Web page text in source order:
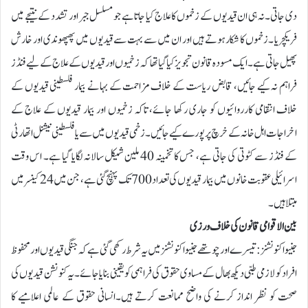
دی جاتی۔ نہ ہی ان قیدیوں کے زخموں کا علاج کیا جاتا ہے جو مسلسل جبر اور تشدد کے نتیجے میں
فریکچر یا ۔زخموں کا شکار ہوتے ہیں اور ان میں سے بہت سے قیدیوں میں پھپھوندی اور خارش
پھیل جاتی ہے۔ایک مسودہ قانون تجویز کیا گیا تھا کہ زخمیوں اور قیدیوں کے علاج کے لیے فنڈز
فراہم نہ کیے جائیں، قابض ریاست کے خلاف مزاحمت کے بہانے بیمار فلسطینی قیدیوں کے
خلاف انتقامی کارروائیوں کو جاری رکھا جائے، تاکہ زخمیوں اور بیمار قیدیوں کے علاج کے
اخراجات اہل خانہ کے خرچ پر پورے کیے جائیں۔ زخمی قیدیوں میں سے یا فلسطینی نیشنل اتھارٹی
کے فنڈز سے کٹوتی کی جاتی ہے، جس کا تخمینہ 40 ملین شیکل سالانہ لگایا گیا ہے۔ اس وقت
اسرائیلی عقوبت خانوں میں بیمار قیدیوں کی تعداد 700 تک پہنچ گئی ہے، جن میں 24 کینسر میں
مبتلا ہیں۔
بین الاقوامی قانون کی خلاف ورزی
جنیوا کنونشنز: تیسرے اور چوتھے جنیوا کنونشنز میں یہ شرط رکھی گئی ہے کہ جنگی قیدیوں اور محفوظ
افراد کو لازمی طبی دیکھ بھال کے مساوی حقوق کی فراہمی کو یقینی بنایا جائے۔ یہ کنونشن قیدیوں کی
صحت کو نظر انداز کرنے کی واضح ممانعت کرتے ہیں۔انسانی حقوق کے عالمی اعلامیے کا